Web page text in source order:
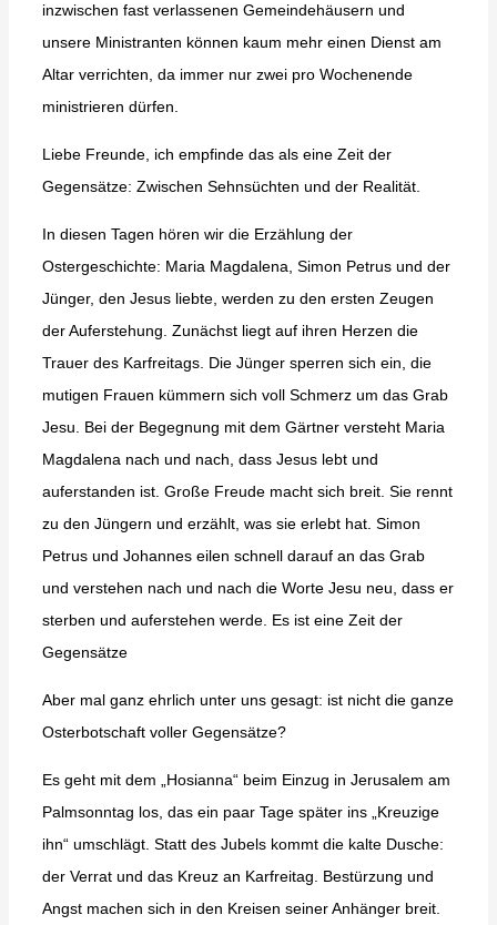
inzwischen fast verlassenen Gemeindehäusern und
unsere Ministranten können kaum mehr einen Dienst am
Altar verrichten, da immer nur zwei pro Wochenende
ministrieren dürfen.
Liebe Freunde, ich empfinde das als eine Zeit der
Gegensätze: Zwischen Sehnsüchten und der Realität.
In diesen Tagen hören wir die Erzählung der
Ostergeschichte: Maria Magdalena, Simon Petrus und der
Jünger, den Jesus liebte, werden zu den ersten Zeugen
der Auferstehung. Zunächst liegt auf ihren Herzen die
Trauer des Karfreitags. Die Jünger sperren sich ein, die
mutigen Frauen kümmern sich voll Schmerz um das Grab
Jesu. Bei der Begegnung mit dem Gärtner versteht Maria
Magdalena nach und nach, dass Jesus lebt und
auferstanden ist. Große Freude macht sich breit. Sie rennt
zu den Jüngern und erzählt, was sie erlebt hat. Simon
Petrus und Johannes eilen schnell darauf an das Grab
und verstehen nach und nach die Worte Jesu neu, dass er
sterben und auferstehen werde. Es ist eine Zeit der
Gegensätze
Aber mal ganz ehrlich unter uns gesagt: ist nicht die ganze
Osterbotschaft voller Gegensätze?
Es geht mit dem „Hosianna“ beim Einzug in Jerusalem am
Palmsonntag los, das ein paar Tage später ins „Kreuzige
ihn“ umschlägt. Statt des Jubels kommt die kalte Dusche:
der Verrat und das Kreuz an Karfreitag. Bestürzung und
Angst machen sich in den Kreisen seiner Anhänger breit.